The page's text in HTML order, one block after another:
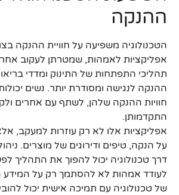
ההנקה
הטכנולוגיה משפיעה על חוויית ההנקה
אפליקציות לאמהות, שמטרתן לעקוב
תהליכי התפתחות של התינוק ומדדי
ההנקה לנגישה ומסודרת יותר. נשים
חוויות ההנקה שלהן, לשתף עם אחרים
התקדמותן.
אפליקציות אלו לא רק עוזרות למעקב,
על הנקה, טיפים ודירוגים של מוצרים.
דרך טכנולוגיה יכול להפוך את התהליך
לעודד אמהות לא להסתמך רק על המידע
של טכנולוגיה עם תמיכה אישית יכול